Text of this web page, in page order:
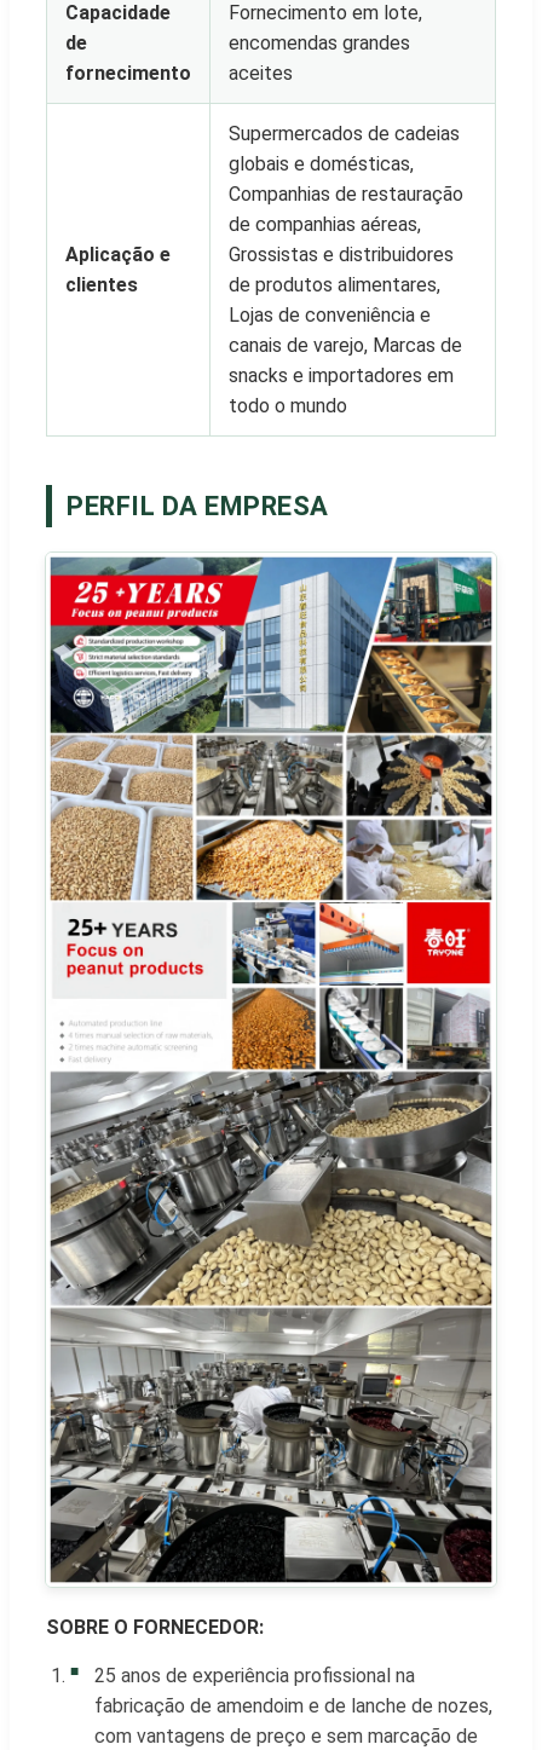
Capacidade
de
fornecimento
Fornecimento em lote,
encomendas grandes
aceites
Aplicação e
clientes
Supermercados de cadeias
globais e domésticas,
Companhias de restauração
de companhias aéreas,
Grossistas e distribuidores
de produtos alimentares,
Lojas de conveniência e
canais de varejo, Marcas de
snacks e importadores em
todo o mundo
PERFIL DA EMPRESA
SOBRE O FORNECEDOR:
25 anos de experiência profissional na
fabricação de amendoim e de lanche de nozes,
com vantagens de preço e sem marcação de